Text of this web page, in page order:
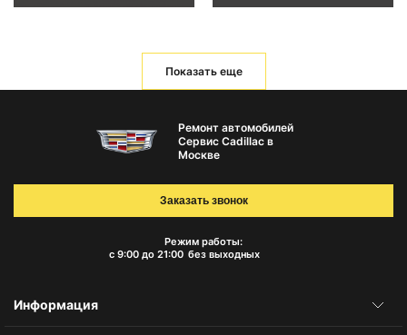
Показать еще
Ремонт автомобилей
Сервис Cadillac в
Москве
Режим работы:
с 9:00 до 21:00 без выходных
Заказать звонок
Информация